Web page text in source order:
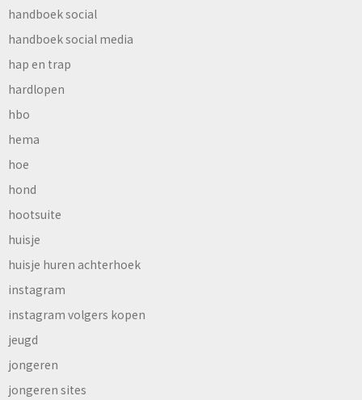
handboek social
handboek social media
hap en trap
hardlopen
hbo
hema
hoe
hond
hootsuite
huisje
huisje huren achterhoek
instagram
instagram volgers kopen
jeugd
jongeren
jongeren sites